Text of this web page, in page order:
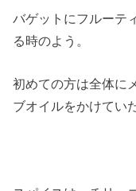
バゲットにフルーテ
る時のよう。
初めての方は全体に
ブオイルをかけてい